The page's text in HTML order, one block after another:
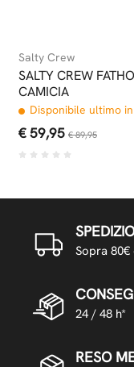
Salty Crew
SALTY CREW
CAMICIA
Disponibile ultimo
€ 59,95 € 89,95
Sopra 80€
24 / 48 h*
RESO